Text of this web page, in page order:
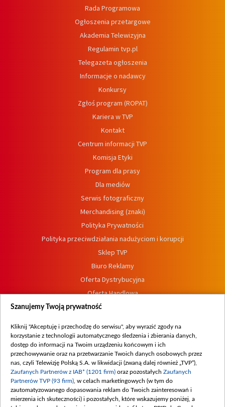
Rada Programowa
Ogłoszenia przetargowe
Akademia Telewizyjna
Regulamin tvp.pl
Telegazeta ogłoszenia
Informacje o nadawcy
Konkursy
Zgłoś program (ROPAT)
Kariera w TVP
Kontakt
Centrum informacji TVP
Komisja Etyki
Program dla prasy
Dla mediów
Serwis fotograficzny
Merchandising (znaki)
Polityka Prywatności
Polityka przeciwdziałania nadużyciom i korupcji
Sklep TVP
Biuro Reklamy
Oferta Dystrybucyjna
Oferta Handlowa
Dostępność
Procedura zgłoszeń wewnętrznych
Szanujemy Twoją prywatność
Kliknij "Akceptuję i przechodzę do serwisu", aby wyrazić zgody na
korzystanie z technologii automatycznego śledzenia i zbierania danych,
dostęp do informacji na Twoim urządzeniu końcowym i ich
przechowywanie oraz na przetwarzanie Twoich danych osobowych przez
nas, czyli Telewizję Polską S.A. w likwidacji (zwaną dalej również „TVP”),
Zaufanych Partnerów z IAB* (1201 firm) oraz pozostałych Zaufanych
Partnerów TVP (93 firm) , w celach marketingowych (w tym do
zautomatyzowanego dopasowania reklam do Twoich zainteresowań i
mierzenia ich skuteczności) i pozostałych, które wskazujemy poniżej, a